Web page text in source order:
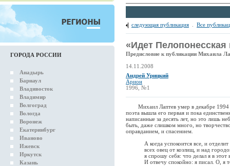
ГОРОДА РОССИИ
Анадырь
Барнаул
Владивосток
Владимир
Волгоград
Вологда
Воронеж
Екатеринбург
Иваново
Ижевск
Иркутск
Казань
следующая публикация Все
«Идет
Предисловие к публикации Михаила
14.11.2008
Андрей Урицкий
Арион
1996, №1
Михаил Лаптев умер в декабре 1994
поэта вышла его первая и пока
написанные за десять лет, но это лишь
быть, даже слишком много, но
оправданием, и спасением.
А когда успокоится все, и отделит
всех овец от козлищ, и над
я спрошу себя: что делал я в этот
И отвечу спокойно: я писал. О, я